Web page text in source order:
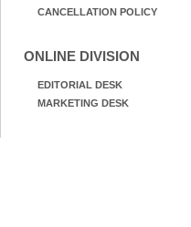
CANCELLATION POLICY
ONLINE DIVISION
EDITORIAL DESK
MARKETING DESK